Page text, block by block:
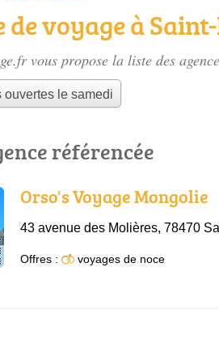
de voyage à
vous propose la liste des
le samedi
référencée
Orso's Voyage Mongolie
43 avenue des Molières, 78470
Offres : voyages de noce